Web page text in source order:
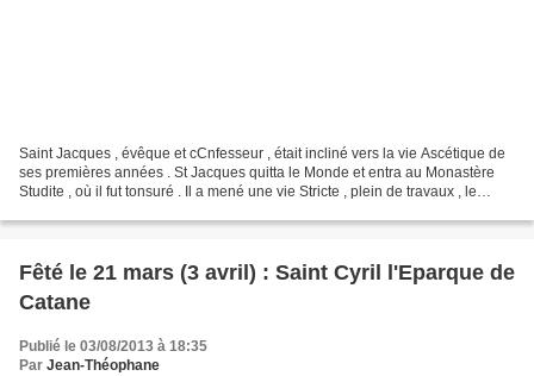
Saint Jacques , évêque et cCnfesseur , était incliné vers la vie Ascétique de
ses premières années . St Jacques quitta le Monde et entra au Monastère
Studite , où il fut tonsuré . Il a mené une vie Stricte , plein de travaux , le
Fêté le 21 mars (3 avril) : Saint Cyril l'Eparque de
Catane
Publié le 03/08/2013 à 18:35
Par Jean-Théophane